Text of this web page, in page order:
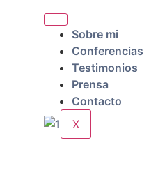
Sobre mi
Conferencias
Testimonios
Prensa
Contacto
X